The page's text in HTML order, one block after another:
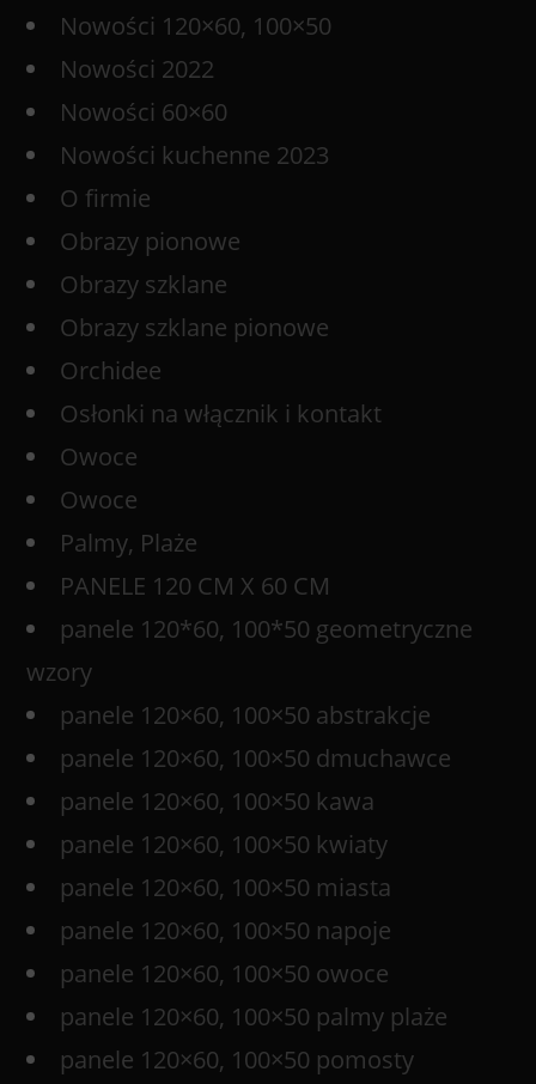
Nowości 120×60, 100×50
Nowości 2022
Nowości 60×60
Nowości kuchenne 2023
O firmie
Obrazy pionowe
Obrazy szklane
Obrazy szklane pionowe
Orchidee
Osłonki na włącznik i kontakt
Owoce
Owoce
Palmy, Plaże
PANELE 120 CM X 60 CM
panele 120*60, 100*50 geometryczne
wzory
panele 120×60, 100×50 abstrakcje
panele 120×60, 100×50 dmuchawce
panele 120×60, 100×50 kawa
panele 120×60, 100×50 kwiaty
panele 120×60, 100×50 miasta
panele 120×60, 100×50 napoje
panele 120×60, 100×50 owoce
panele 120×60, 100×50 palmy plaże
panele 120×60, 100×50 pomosty